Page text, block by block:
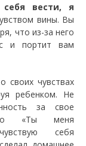
вести, я
вины. Вы
что из-за него
и портит вам
своих чувствах
ребенком. Не
за свое
«Ты меня
себя